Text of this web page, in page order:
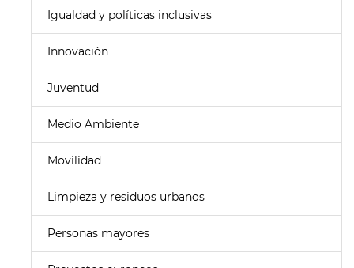
Igualdad y políticas inclusivas
Innovación
Juventud
Medio Ambiente
Movilidad
Limpieza y residuos urbanos
Personas mayores